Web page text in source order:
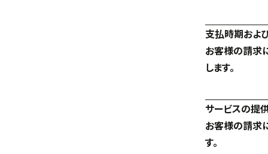
支払時期およ
お客様の請求
します。
サービスの提
お客様の請求
す。